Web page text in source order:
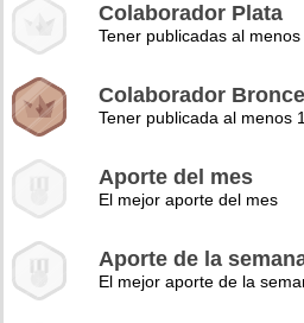
Colaborador Plata
Tener publicadas al
Colaborador Bronce
Tener publicada al menos
Aporte del mes
El mejor aporte del mes
Aporte de la
El mejor aporte de la